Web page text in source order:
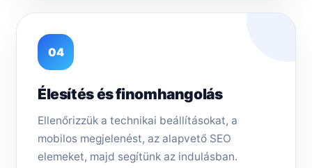
04
Élesítés és finomhangolás
Ellenőrizzük a technikai beállításokat, a
mobilos megjelenést, az alapvető SEO
elemeket, majd segítünk az indulásban.